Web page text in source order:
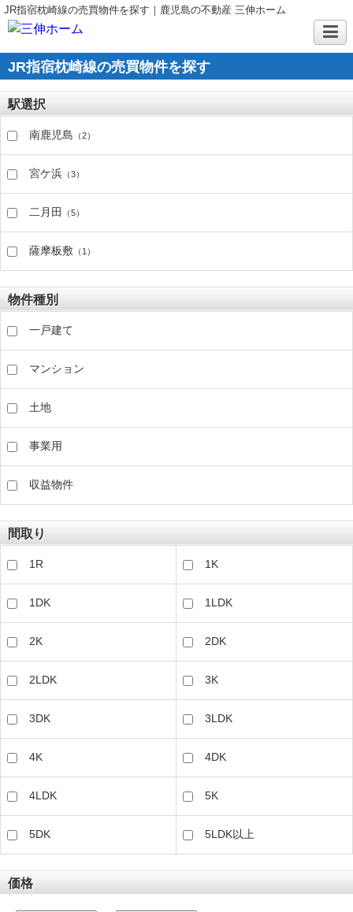
JR指宿枕崎線の売買物件を探す｜鹿児島の不動産 三伸ホーム
JR指宿枕崎線の売買物件を探す
駅選択
南鹿児島 （2）
宮ケ浜 （3）
二月田 （5）
薩摩板敷 （1）
物件種別
一戸建て
マンション
土地
事業用
収益物件
間取り
1R 1K
1DK 1LDK
2K 2DK
2LDK 3K
3DK 3LDK
4K 4DK
4LDK 5K
5DK 5LDK以上
価格